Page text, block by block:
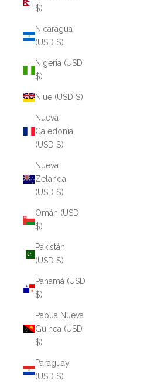
$)
Nicaragua
(USD $)
Nigeria (USD
$)
Niue (USD $)
Nueva
Caledonia
(USD $)
Nueva
Zelanda
(USD $)
Omán (USD
$)
Pakistán
(USD $)
Panamá (USD
$)
Papúa Nueva
Guinea (USD
$)
Paraguay
(USD $)